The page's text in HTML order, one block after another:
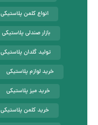
انواع کلمن پلاستیکی
بازار صندلی پلاستیکی
تولید گلدان پلاستیکی
خرید لوازم پلاستیکی
خرید میز پلاستیکی
خرید کلمن پلاستیکی